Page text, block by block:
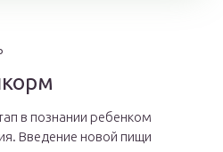
в познании ребенком
Введение новой пищи